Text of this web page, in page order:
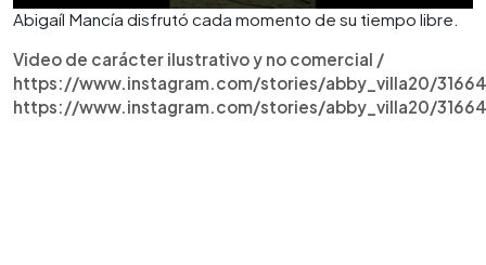
Abigaíl Mancía disfrutó cada momento de su tiempo libre.
Video de carácter ilustrativo y no comercial /
https://www.instagram.com/stories/abby_villa20/
https://www.instagram.com/stories/abby_villa20/